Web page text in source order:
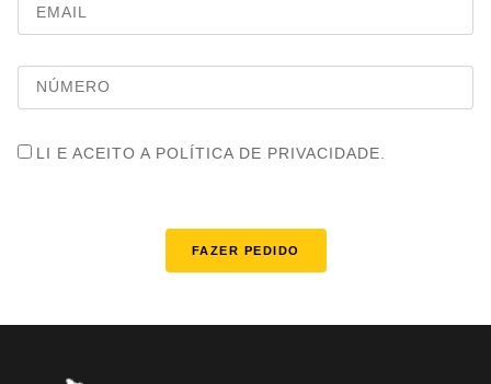
LI E ACEITO A POLÍTICA DE PRIVACIDADE.
FAZER PEDIDO